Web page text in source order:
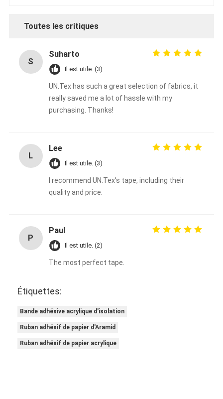
Au sujet de nous
Visite d'usine
Contactez-nous
Bande d'isolation de tissu en verre
Bande résistante à la chaleur d'isolation
Ruban adhésif de tissu en verre
Toutes les critiques
S
Suharto
Il est utile. (3)
UN.Tex has such a great selection of fabrics, it
really saved me a lot of hassle with my
purchasing. Thanks!
L
Lee
Il est utile. (3)
I recommend UN.Tex's tape, including their
quality and price.
P
Paul
Il est utile. (2)
The most perfect tape.
Étiquettes:
Bande adhésive acrylique d'isolation
Ruban adhésif de papier d'Aramid
Ruban adhésif de papier acrylique